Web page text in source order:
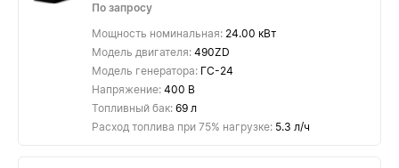
По запросу
Мощность номинальная: 24.00 кВт
Модель двигателя: 490ZD
Модель генератора: ГС-24
Напряжение: 400 В
Топливный бак: 69 л
Расход топлива при 75% нагрузке: 5.3 л/ч